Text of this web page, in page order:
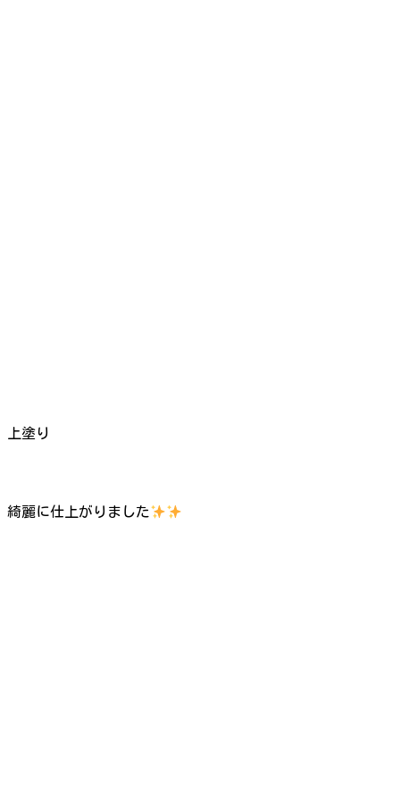
上塗り
綺麗に仕上がりました